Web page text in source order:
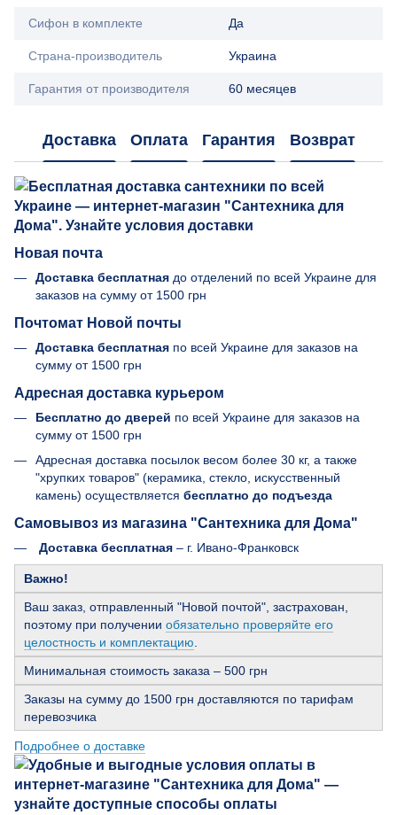
Сифон в комплекте Да
Страна-производитель Украина
Гарантия от производителя 60 месяцев
Доставка Оплата Гарантия Возврат
Новая почта
Доставка бесплатная до отделений по всей Украине для
заказов на сумму от 1500 грн
Почтомат Новой почты
Доставка бесплатная по всей Украине для заказов на
сумму от 1500 грн
Адресная доставка курьером
Бесплатно до дверей по всей Украине для заказов на
сумму от 1500 грн
Адресная доставка посылок весом более 30 кг, а также
"хрупких товаров" (керамика, стекло, искусственный
камень) осуществляется бесплатно до подъезда
Самовывоз из магазина "Сантехника для Дома"
Доставка бесплатная – г. Ивано-Франковск
Важно!
Ваш заказ, отправленный "Новой почтой", застрахован,
поэтому при получении обязательно проверяйте его
целостность и комплектацию
Минимальная стоимость заказа – 500 грн
Заказы на сумму до 1500 грн доставляются по тарифам
перевозчика
Подробнее о доставке